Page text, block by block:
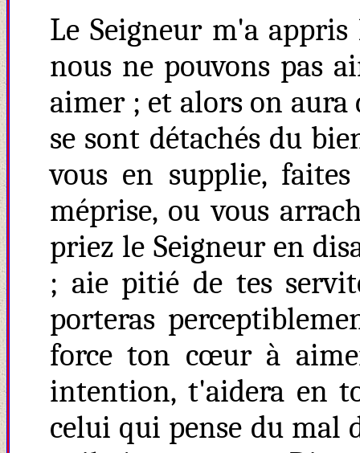
Le Seigneur m'a
nous ne pouvons pas
aimer ; et alors on aura
se sont détachés du
vous en supplie,
méprise, ou vous
priez le Seigneur en
; aie pitié de tes
porteras
force ton cœur à
intention, t'aidera en
celui qui pense du mal